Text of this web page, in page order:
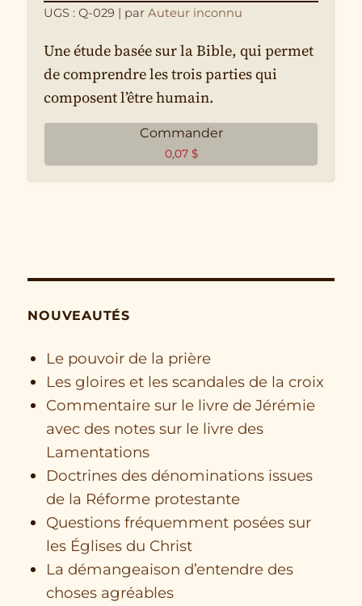
UGS : Q-029 | parAuteur inconnu
Une étude basée sur la Bible, qui permet
de comprendre les trois parties qui
composent l’être humain.
Commander
0,07 $
NOUVEAUTÉS
Le pouvoir de la prière
Les gloires et les scandales de la croix
Commentaire sur le livre de Jérémie
avec des notes sur le livre des
Lamentations
Doctrines des dénominations issues
de la Réforme protestante
Questions fréquemment posées sur
les Églises du Christ
La démangeaison d’entendre des
choses agréables